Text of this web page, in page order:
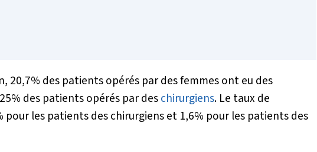
20,7% des patients opérés par des femmes ont eu des
des patients opérés par deschirurgiens. Le taux de
les patients des chirurgiens et 1,6% pour les patients des